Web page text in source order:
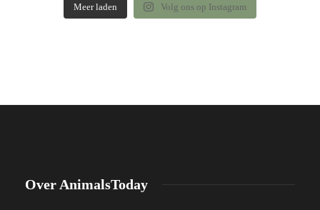
Meer laden Volg ons op Instagram
Over AnimalsToday